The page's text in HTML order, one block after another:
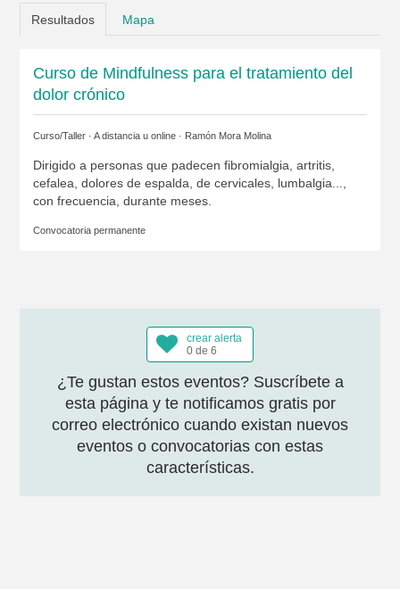
Resultados Mapa
Curso de Mindfulness para el tratamiento del
dolor crónico
Curso/Taller · A distancia u online · Ramón Mora Molina
Dirigido a personas que padecen fibromialgia, artritis,
cefalea, dolores de espalda, de cervicales, lumbalgia...,
con frecuencia, durante meses.
Convocatoria permanente
crear alerta
0 de 6
¿Te gustan estos eventos? Suscríbete a
esta página y te notificamos gratis por
correo electrónico cuando existan nuevos
eventos o convocatorias con estas
características.